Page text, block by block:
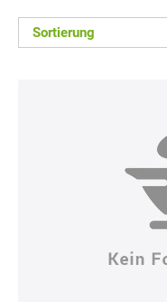
Sortierung